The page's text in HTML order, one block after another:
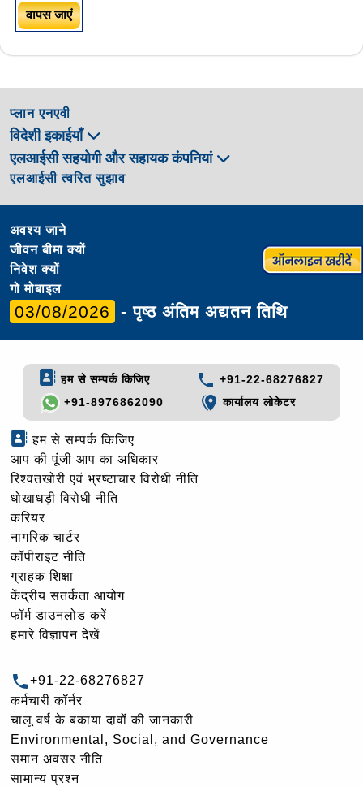
वापस जाएं
प्लान एनएवी
विदेशी इकाईयाँ
एलआईसी सहयोगी और सहायक कंपनियां
एलआईसी त्वरित सुझाव
अवश्य जाने
जीवन बीमा क्यों
निवेश क्यों
गो मोबाइल
03/08/2026 - पृष्ठ अंतिम अद्यतन तिथि
हम से सम्पर्क किजिए
+91-22-68276827
+91-8976862090
कार्यालय लोकेटर
हम से सम्पर्क किजिए
आप की पूंजी आप का अधिकार
रिश्वतखोरी एवं भ्रष्टाचार विरोधी नीति
धोखाधड़ी विरोधी नीति
करियर
नागरिक चार्टर
कॉपीराइट नीति
ग्राहक शिक्षा
केंद्रीय सतर्कता आयोग
फॉर्म डाउनलोड करें
हमारे विज्ञापन देखें
+91-22-68276827
कर्मचारी कॉर्नर
चालू वर्ष के बकाया दावों की जानकारी
Environmental, Social, and Governance
समान अवसर नीति
सामान्य प्रश्न